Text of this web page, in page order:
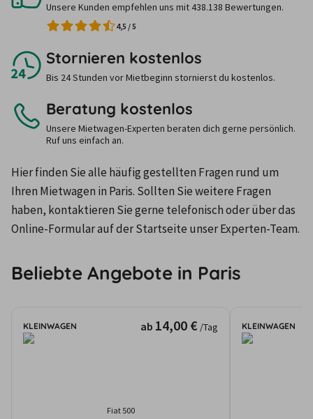
Unsere Kunden empfehlen uns mit 438.138 Bewertungen.
4,5 /5
Stornieren kostenlos
Bis 24 Stunden vor Mietbeginn stornierst du kostenlos.
Beratung kostenlos
Unsere Mietwagen-Experten beraten dich gerne persönlich.
Ruf uns einfach an.
Hier finden Sie alle häufig gestellten Fragen rund um
Ihren Mietwagen in Paris. Sollten Sie weitere Fragen
haben, kontaktieren Sie gerne telefonisch oder über das
Online-Formular auf der Startseite unser Experten-Team.
Beliebte Angebote in Paris
KLEINWAGEN ab 14,00 € /Tag
Fiat 500
KLEINWAGEN